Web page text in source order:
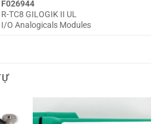
F026944
R-TC8 GILOGIK II UL
I/O Analogicals Modules